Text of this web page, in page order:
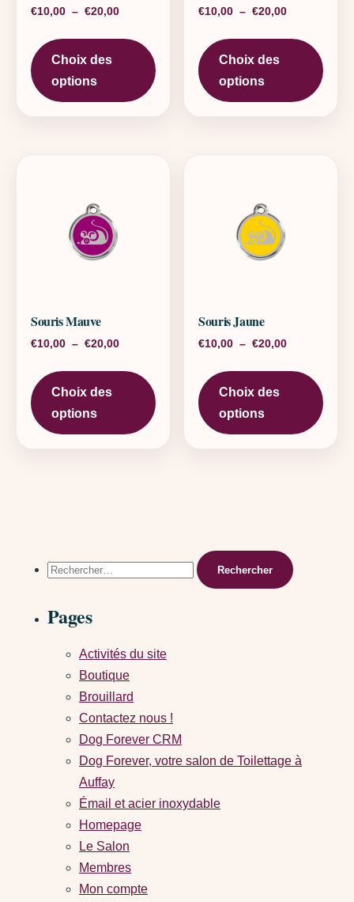
€10,00 – €20,00Plage de prix : €10,00 à €20,00
Choix des
options
Ce produit a plusieurs variations.
€10,00 – €20,00Plage de
Choix des
options
Souris Mauve
€10,00 – €20,00Plage de prix : €10,00 à €20,00
Choix des
options
Ce produit a plusieurs variations.
Souris Jaune
€10,00 – €20,00Plage de
Choix des
options
Rechercher :
Pages
Activités du site
Boutique
Brouillard
Contactez nous !
Dog Forever CRM
Dog Forever, votre salon de Toilettage à
Auffay
Émail et acier inoxydable
Homepage
Le Salon
Membres
Mon compte